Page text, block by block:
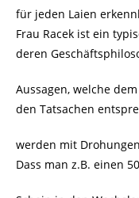
für jeden Laien
Frau Racek ist ein
deren
Aussagen, welche
den Tatsachen
werden mit
Dass man z.B. einen